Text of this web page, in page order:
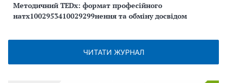
Методичний TEDx: формат професійного
натх1002953410029299нення та обміну досвідом
ЧИТАТИ ЖУРНАЛ